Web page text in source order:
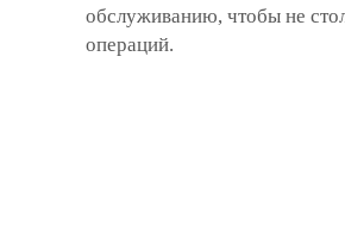
обслуживанию, чтобы не
операций.